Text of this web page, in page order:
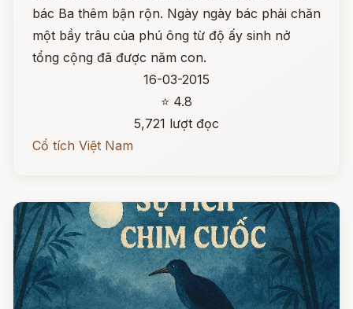
bác Ba thêm bận rộn. Ngày ngày bác phải chăn
một bầy trâu của phú ông từ độ ấy sinh nở
tổng cộng đã được năm con.
16-03-2015
⭐ 4.8
5,721 lượt đọc
Cổ tích Việt Nam